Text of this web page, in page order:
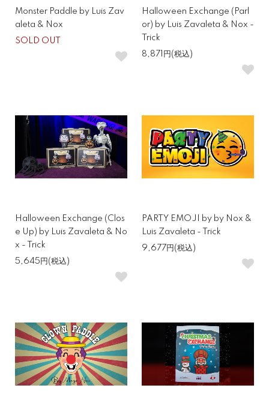
Monster Paddle by Luis Zav
aleta & Nox
SOLD OUT
Halloween Exchange (Parl
or) by Luis Zavaleta & Nox -
Trick
8,871円(税込)
Halloween Exchange (Clos
e Up) by Luis Zavaleta & No
x - Trick
5,645円(税込)
PARTY EMOJI by by Nox &
Luis Zavaleta - Trick
9,677円(税込)